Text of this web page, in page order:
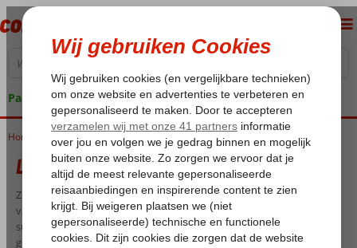
Pakketgarantie
Home Last Minute Canarische Eilanden
Last Minute Canarische Eilanden
Zon, zee en strand zijn dé kenmerken van een geweldige last minute
vakantie op de Canarische Eilanden. Niet alleen de ligging van de
subtropische eilanden is fantastisch, ook zijn de bestemmingen
geliefd om het aangename klimaat. En je hebt ook nog eens ruime